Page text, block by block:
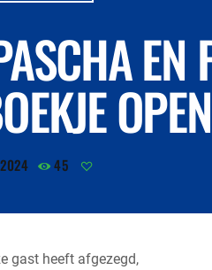
OPEN
45
gast heeft afgezegd,